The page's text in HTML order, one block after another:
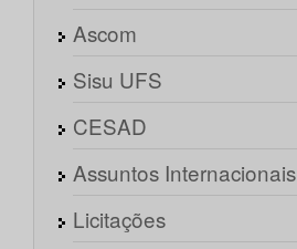
Ascom
Sisu UFS
CESAD
Assuntos Internacionais
Licitações